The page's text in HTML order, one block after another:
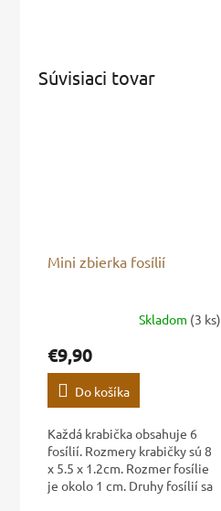
Súvisiaci tovar
Mini zbierka fosílií
Skladom (3 ks)
€9,90
Do košíka
Každá krabička obsahuje 6
fosílií. Rozmery krabičky sú 8
x 5.5 x 1.2cm. Rozmer fosílie
je okolo 1 cm. Druhy fosílií sa